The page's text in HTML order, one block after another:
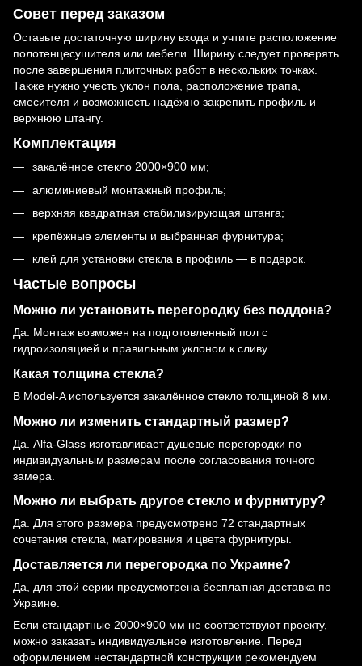
Совет перед заказом
Оставьте достаточную ширину входа и учтите расположение
полотенцесушителя или мебели. Ширину следует проверять
после завершения плиточных работ в нескольких точках.
Также нужно учесть уклон пола, расположение трапа,
смесителя и возможность надёжно закрепить профиль и
верхнюю штангу.
Комплектация
закалённое стекло 2000×900 мм;
алюминиевый монтажный профиль;
верхняя квадратная стабилизирующая штанга;
крепёжные элементы и выбранная фурнитура;
клей для установки стекла в профиль — в подарок.
Частые вопросы
Можно ли установить перегородку без поддона?
Да. Монтаж возможен на подготовленный пол с
гидроизоляцией и правильным уклоном к сливу.
Какая толщина стекла?
В Model-A используется закалённое стекло толщиной 8 мм.
Можно ли изменить стандартный размер?
Да. Alfa-Glass изготавливает душевые перегородки по
индивидуальным размерам после согласования точного
замера.
Можно ли выбрать другое стекло и фурнитуру?
Да. Для этого размера предусмотрено 72 стандартных
сочетания стекла, матирования и цвета фурнитуры.
Доставляется ли перегородка по Украине?
Да, для этой серии предусмотрена бесплатная доставка по
Украине.
Если стандартные 2000×900 мм не соответствуют проекту,
можно заказать индивидуальное изготовление. Перед
оформлением нестандартной конструкции рекомендуем